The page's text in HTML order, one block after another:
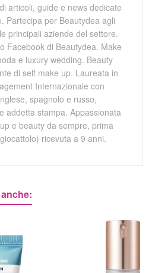
articoli, guide e news dedicate
Partecipa per Beautydea agli
principali aziende del settore.
Facebook di Beautydea. Make
e luxury wedding. Beauty
di self make up. Laureata in
Internazionale con
spagnolo e russo,
addetta stampa. Appassionata
e beauty da sempre, prima
ricevuta a 9 anni.